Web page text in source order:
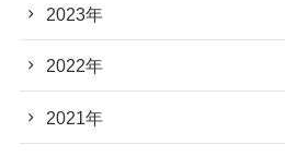
2023年
2022年
2021年